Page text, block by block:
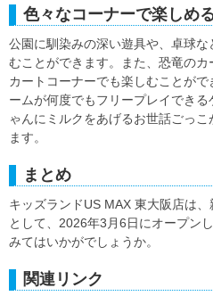
色々なコーナーで楽しめ
公園に馴染みの深い遊具や、卓球
むことができます。また、恐竜の
カートコーナーでも楽しむことが
ームが何度でもフリープレイでき
ゃんにミルクをあげるお世話ごっ
ます。
まとめ
キッズランドUS MAX 東大阪店は
として、2026年3月6日にオープン
みてはいかがでしょうか。
関連リンク